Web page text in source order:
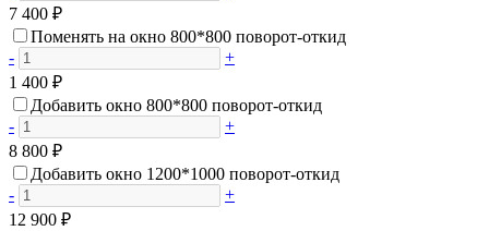
7 400 ₽
Поменять на окно 800*800 поворот-откид
-
+
1 400 ₽
Добавить окно 800*800 поворот-откид
-
+
8 800 ₽
Добавить окно 1200*1000 поворот-откид
-
+
12 900 ₽